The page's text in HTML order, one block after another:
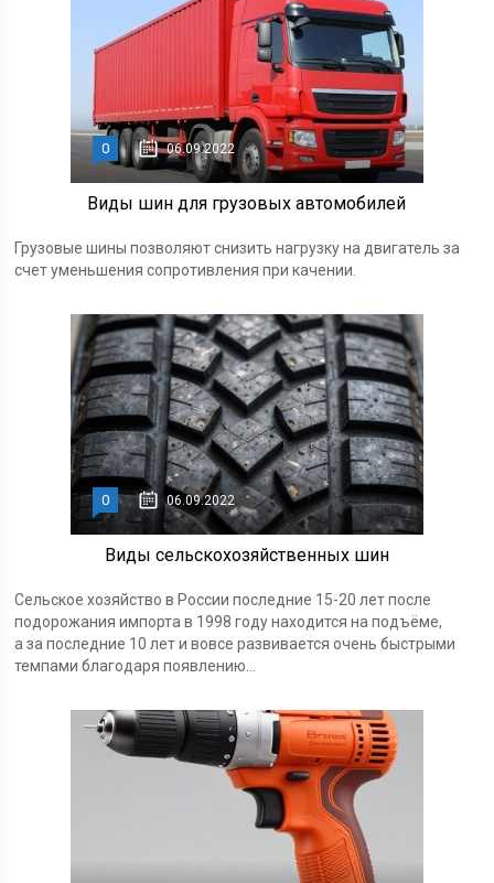
0 06.09.2022
Виды шин для грузовых автомобилей
Грузовые шины позволяют снизить нагрузку на двигатель за
счет уменьшения сопротивления при качении.
0 06.09.2022
Виды сельскохозяйственных шин
Сельское хозяйство в России последние 15-20 лет после
подорожания импорта в 1998 году находится на подъёме,
а за последние 10 лет и вовсе развивается очень быстрыми
темпами благодаря появлению...